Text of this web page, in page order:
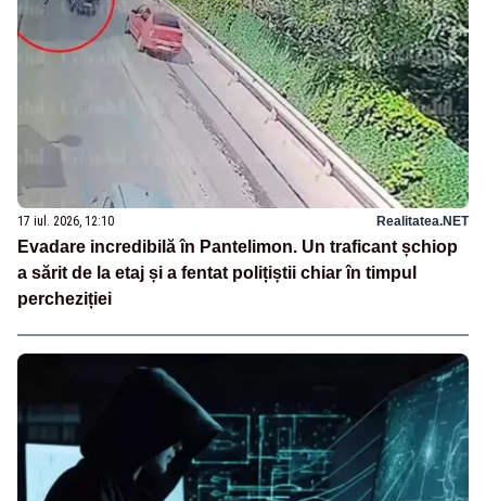
17 iul. 2026, 12:10 Realitatea.NET
Evadare incredibilă în Pantelimon. Un traficant șchiop
a sărit de la etaj și a fentat polițiștii chiar în timpul
percheziției